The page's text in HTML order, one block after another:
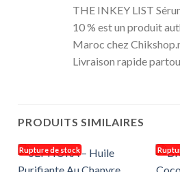
THE INKEY LIST
10 % est un produit
Maroc chez
Livraison rapide
PRODUITS SIMILAIRES
Rupture de stock